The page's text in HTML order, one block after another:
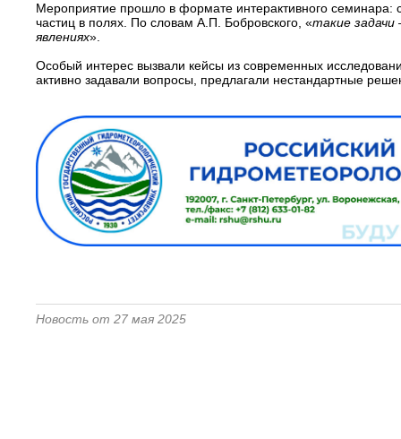
Мероприятие прошло в формате интерактивного семинара:
частиц в полях. По словам А.П. Бобровского, «такие задачи
явлениях».
Особый интерес вызвали кейсы из современных
активно задавали вопросы, предлагали нестандартные
Новость от 27 мая 2025